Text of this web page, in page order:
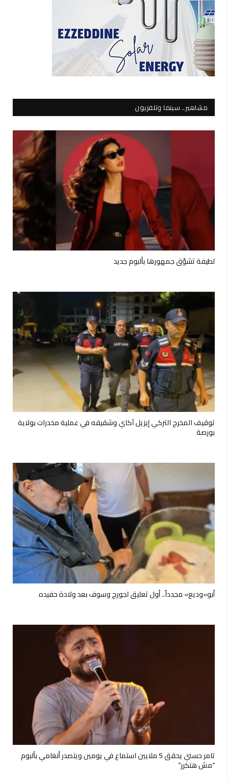
مشاهير.. سينما وتلفزيون
لطيفة تشوّق جمهورها بألبوم جديد
توقيف المخرج التركي إيزيل آكاي وشقيقه في عملية مخدرات بولاية
بورصة
أبو«وديع» مجدداً.. أول تعليق لجورج وسوف بعد ولادة حفيده
تامر حسني يحقق 5 ملايين استماع في يومين ويتصدر أنغامي بألبوم
“مش هتكرر”